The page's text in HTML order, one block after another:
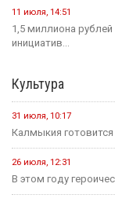
11 июля, 14:51
1,5 миллиона
инициатив...
Культура
31 июля, 10:17
Калмыкия готовится
26 июля, 12:31
В этом году